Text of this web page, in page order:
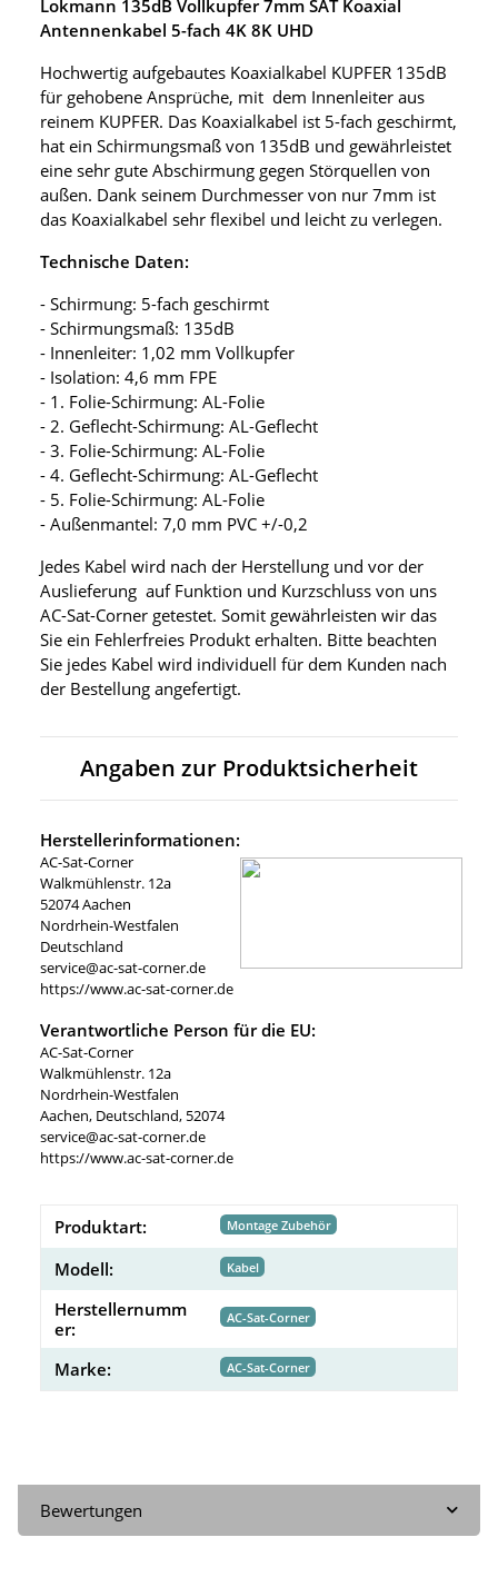
Lokmann 135dB Vollkupfer 7mm SAT Koaxial
Antennenkabel 5-fach 4K 8K UHD
Hochwertig aufgebautes Koaxialkabel KUPFER 135dB
für gehobene Ansprüche, mit dem Innenleiter aus
reinem KUPFER. Das Koaxialkabel ist 5-fach geschirmt,
hat ein Schirmungsmaß von 135dB und gewährleistet
eine sehr gute Abschirmung gegen Störquellen von
außen. Dank seinem Durchmesser von nur 7mm ist
das Koaxialkabel sehr flexibel und leicht zu verlegen.
Technische Daten:
- Schirmung: 5-fach geschirmt
- Schirmungsmaß: 135dB
- Innenleiter: 1,02 mm Vollkupfer
- Isolation: 4,6 mm FPE
- 1. Folie-Schirmung: AL-Folie
- 2. Geflecht-Schirmung: AL-Geflecht
- 3. Folie-Schirmung: AL-Folie
- 4. Geflecht-Schirmung: AL-Geflecht
- 5. Folie-Schirmung: AL-Folie
- Außenmantel: 7,0 mm PVC +/-0,2
Jedes Kabel wird nach der Herstellung und vor der
Auslieferung auf Funktion und Kurzschluss von uns
AC-Sat-Corner getestet. Somit gewährleisten wir das
Sie ein Fehlerfreies Produkt erhalten. Bitte beachten
Sie jedes Kabel wird individuell für dem Kunden nach
der Bestellung angefertigt.
Angaben zur Produktsicherheit
Herstellerinformationen:
AC-Sat-Corner
Walkmühlenstr. 12a
52074 Aachen
Nordrhein-Westfalen
Deutschland
service@ac-sat-corner.de
https://www.ac-sat-corner.de
Verantwortliche Person für die EU:
AC-Sat-Corner
Walkmühlenstr. 12a
Nordrhein-Westfalen
Aachen, Deutschland, 52074
service@ac-sat-corner.de
https://www.ac-sat-corner.de
Produktart: Montage Zubehör
Modell: Kabel
Herstellernumm
er:
AC-Sat-Corner
Marke: AC-Sat-Corner
Bewertungen